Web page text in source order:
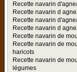
Recette navarin
Recette navarin d
Recette navarin
Recette navarin d
Recette navarin de
Recette navarin de
haricots
Recette navarin de
légumes